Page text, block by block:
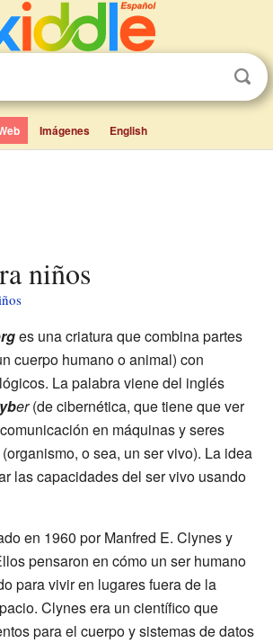
Imágenes English
niños
es una criatura que combina partes
cuerpo humano o animal) con
La palabra viene del inglés
er(de cibernética, que tiene que ver
en máquinas y seres
(organismo, o sea, un ser vivo). La idea
las capacidades del ser vivo usando
en 1960 por Manfred E. Clynes y
pensaron en cómo un ser humano
para vivir en lugares fuera de la
Clynes era un científico que
para el cuerpo y sistemas de datos